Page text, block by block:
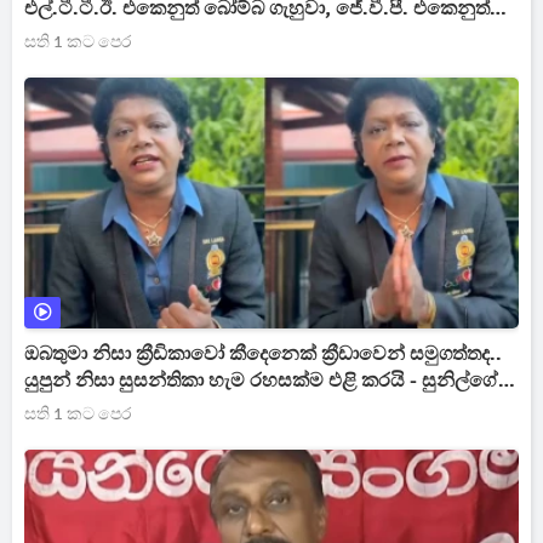
එල්.ටී.ටී.ඊ. එකෙනුත් බෝම්බ ගැහුවා, ජේ.වී.පී. එකෙනුත්
ගැහුවා හැබැයි පෙරහැර පැවැත්වුවා - දෙවිනුවර උණුසුම මැද
සති 1 කට පෙර
ඔබතුමා නිසා ක්‍රීඩිකාවෝ කීදෙනෙක් ක්‍රීඩාවෙන් සමුගත්තද..
යුපුන් නිසා සුසන්තිකා හැම රහසක්ම එළි කරයි - සුනිල්ගේ
රෙදි එළිපිටම ගලවයි [VIDEO]
සති 1 කට පෙර